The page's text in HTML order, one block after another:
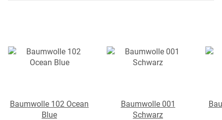
Baumwolle 102 Ocean
Blue
Baumwolle 001
Schwarz